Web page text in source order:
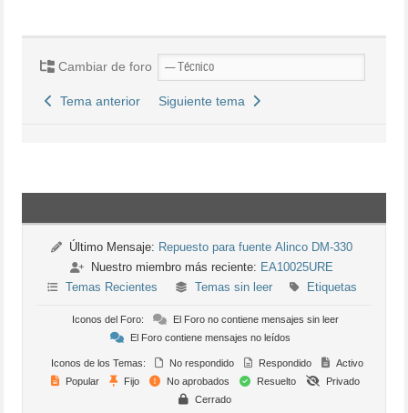
Cambiar de foro
Tema anterior Siguiente tema
Último Mensaje: Repuesto para fuente Alinco DM-330
Nuestro miembro más reciente: EA10025URE
Temas Recientes
Temas sin leer Etiquetas
Iconos del Foro:
El Foro no contiene mensajes sin leer
El Foro contiene mensajes no leídos
Iconos de los Temas: No respondido Respondido
Activo
Popular
Fijo No aprobados Resuelto
Privado
Cerrado